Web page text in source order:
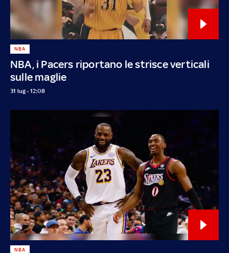
NBA, i Pacers riportano le strisce verticali
sulle maglie
NBA
31 lug - 12:08
NBA